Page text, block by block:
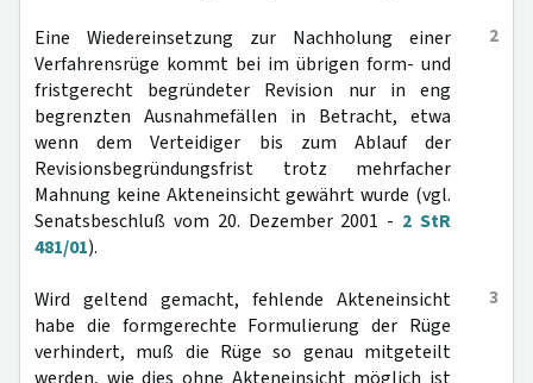
2
Eine Wiedereinsetzung zur Nachholung einer
Verfahrensrüge kommt bei im übrigen form- und
fristgerecht begründeter Revision nur in eng
begrenzten Ausnahmefällen in Betracht, etwa
wenn dem Verteidiger bis zum Ablauf der
Revisionsbegründungsfrist trotz mehrfacher
Mahnung keine Akteneinsicht gewährt wurde (vgl.
Senatsbeschluß vom 20. Dezember 2001 - 2 StR
481/01).
3
Wird geltend gemacht, fehlende Akteneinsicht
habe die formgerechte Formulierung der Rüge
verhindert, muß die Rüge so genau mitgeteilt